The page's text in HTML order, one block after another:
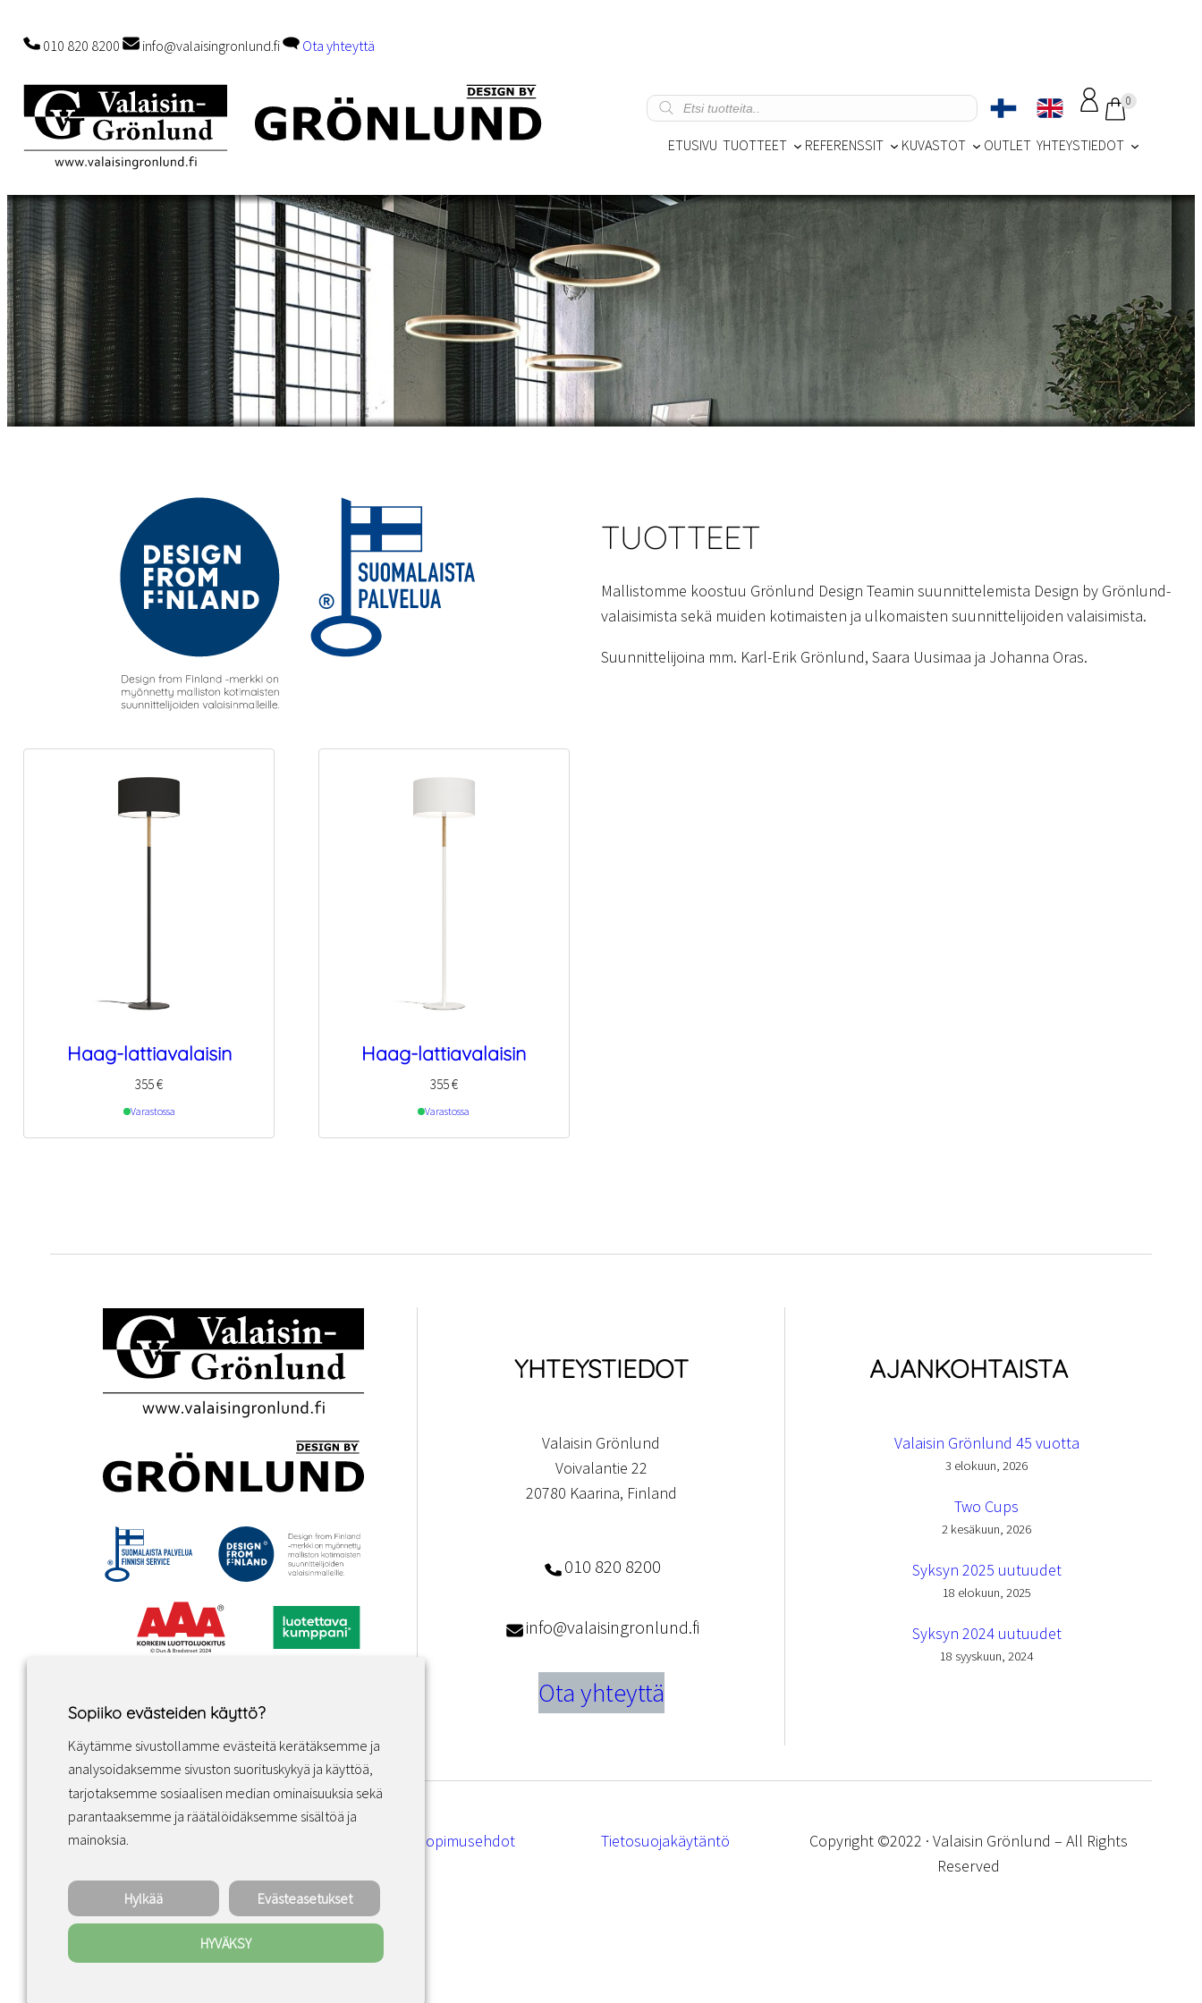
010 820 8200 info@valaisingronlund.fi Ota yhteyttä
Products
search
0
ETUSIVU TUOTTEET REFERENSSIT KUVASTOT OUTLET YHTEYSTIEDOT
TUOTTEET
Mallistomme koostuu Grönlund Design Teamin suunnittelemista Design by Grönlund-
valaisimista sekä muiden kotimaisten ja ulkomaisten suunnittelijoiden valaisimista.
Suunnittelijoina mm. Karl-Erik Grönlund, Saara Uusimaa ja Johanna Oras.
Haag-lattiavalaisin
355€
Varastossa
Haag-lattiavalaisin
355€
Varastossa
YHTEYSTIEDOT
Valaisin Grönlund
Voivalantie 22
20780 Kaarina, Finland
010 820 8200
info@valaisingronlund.fi
Ota yhteyttä
AJANKOHTAISTA
Valaisin Grönlund 45 vuotta
3 elokuun, 2026
Two Cups
2 kesäkuun, 2026
Syksyn 2025 uutuudet
18 elokuun, 2025
Syksyn 2024 uutuudet
18 syyskuun, 2024
Sopimusehdot Tietosuojakäytäntö
Copyright ©2022 · Valaisin Grönlund – All Rights
Reserved
Sopiiko evästeiden käyttö?
Käytämme sivustollamme evästeitä kerätäksemme ja
analysoidaksemme sivuston suorituskykyä ja käyttöä,
tarjotaksemme sosiaalisen median ominaisuuksia sekä
parantaaksemme ja räätälöidäksemme sisältöä ja
mainoksia.
Hylkää Evästeasetukset
HYVÄKSY